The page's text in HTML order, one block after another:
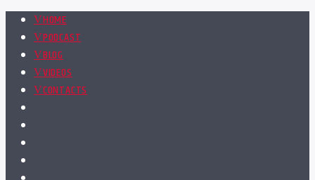
HOME
PODCAST
BLOG
VIDEOS
CONTACTS